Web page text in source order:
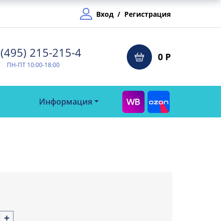
Вход / Регистрация
215-215-4⁠
ПН-ПТ 10:00-18:00
0 Р
Информация
+